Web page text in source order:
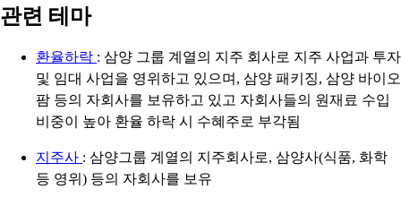
관련 테마
환율하락 : 삼양 그룹 계열의 지주 회사로 지주 사업과 투자
및 임대 사업을 영위하고 있으며, 삼양 패키징, 삼양 바이오
팜 등의 자회사를 보유하고 있고 자회사들의 원재료 수입
비중이 높아 환율 하락 시 수혜주로 부각됨
지주사 : 삼양그룹 계열의 지주회사로, 삼양사(식품, 화학
등 영위) 등의 자회사를 보유